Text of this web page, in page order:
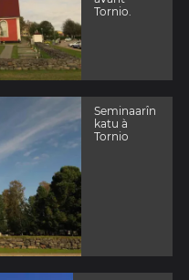
Tornio.
Seminaarîn
katu à
Tornio